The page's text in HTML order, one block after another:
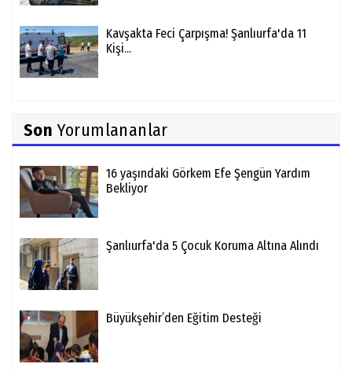
Kavşakta Feci Çarpışma! Şanlıurfa'da 11
Kişi...
Son Yorumlananlar
16 yaşındaki Görkem Efe Şengün Yardım
Bekliyor
Şanlıurfa'da 5 Çocuk Koruma Altına Alındı
Büyükşehir’den Eğitim Desteği